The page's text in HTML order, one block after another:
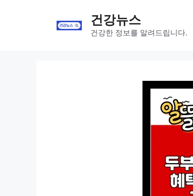
건강뉴스
건강한 정보를 알려드립니다.